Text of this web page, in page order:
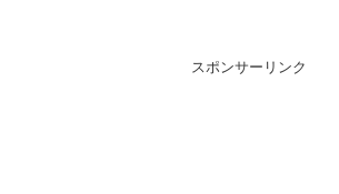
スポンサーリンク